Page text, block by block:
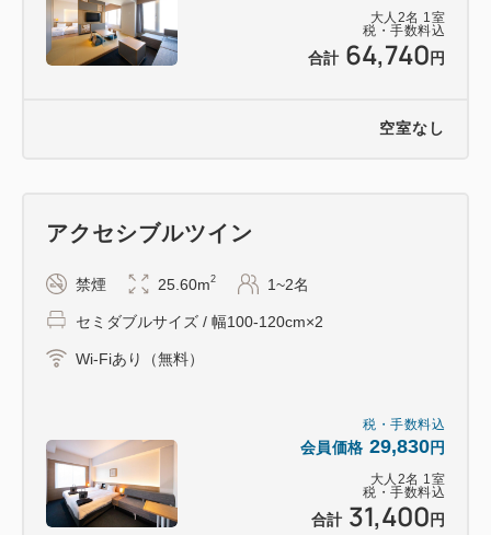
日前～＝20％、２日前＝50％、前日＝80％、当日＝
100％、無連絡不泊＝100％〉
本システムを通じて、ツアーの開催、他社への転売、
大人 2名 1 室
税・手数料込
合計 64,740 円
空室なし
税・手数料込
会員価格 29,830円
大人 2名 1 室
税・手数料込
合計 31,400 円
アクセシブルツイン
禁煙 25.60m2 1~2名
セミダブルサイズ / 幅100-120cm×2
Wi-Fiあり（無料）